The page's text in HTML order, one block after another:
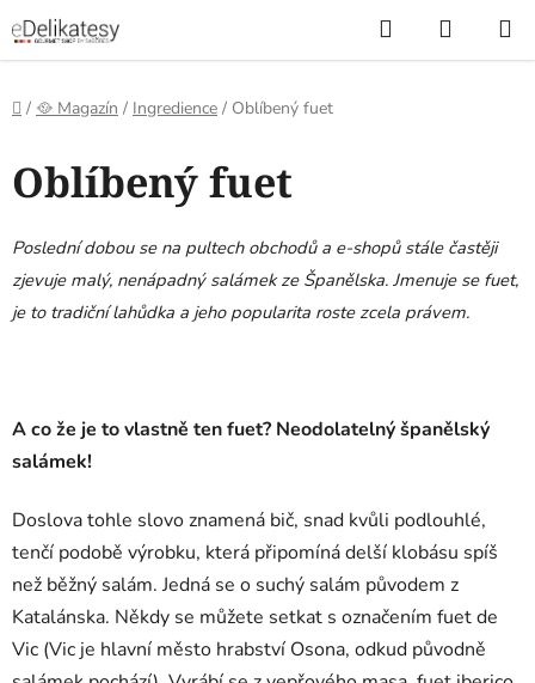
na
obsah
Hledat
KOŠÍK
Domů
/ 🥘 Magazín / Ingredience / Oblíbený fuet
Oblíbený fuet
Poslední dobou se na pultech obchodů a e-shopů stále častěji
zjevuje malý, nenápadný salámek ze Španělska. Jmenuje se fuet,
je to tradiční lahůdka a jeho popularita roste zcela právem.
A co že je to vlastně ten fuet? Neodolatelný španělský
salámek!
Doslova tohle slovo znamená bič, snad kvůli podlouhlé,
tenčí podobě výrobku, která připomíná delší klobásu spíš
než běžný salám. Jedná se o suchý salám původem z
Katalánska. Někdy se můžete setkat s označením fuet de
Vic (Vic je hlavní město hrabství Osona, odkud původně